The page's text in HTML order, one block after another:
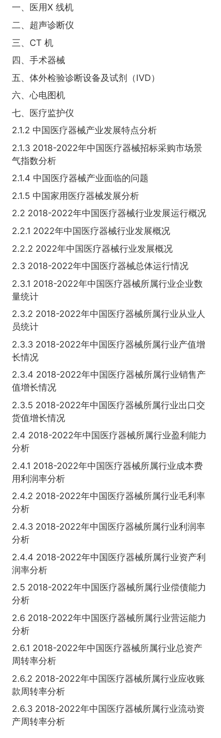
一、医用X 线机
二、超声诊断仪
三、CT 机
四、手术器械
五、体外检验诊断设备及试剂（IVD）
六、心电图机
七、医疗监护仪
2.1.2 中国医疗器械产业发展特点分析
2.1.3 2018-2022年中国医疗器械招标采购市场景
气指数分析
2.1.4 中国医疗器械产业面临的问题
2.1.5 中国家用医疗器械发展分析
2.2 2018-2022年中国医疗器械行业发展运行概况
2.2.1 2022年中国医疗器械行业发展概况
2.2.2 2022年中国医疗器械行业发展概况
2.3 2018-2022年中国医疗器械总体运行情况
2.3.1 2018-2022年中国医疗器械所属行业企业数
量统计
2.3.2 2018-2022年中国医疗器械所属行业从业人
员统计
2.3.3 2018-2022年中国医疗器械所属行业产值增
长情况
2.3.4 2018-2022年中国医疗器械所属行业销售产
值增长情况
2.3.5 2018-2022年中国医疗器械所属行业出口交
货值增长情况
2.4 2018-2022年中国医疗器械所属行业盈利能力
分析
2.4.1 2018-2022年中国医疗器械所属行业成本费
用利润率分析
2.4.2 2018-2022年中国医疗器械所属行业毛利率
分析
2.4.3 2018-2022年中国医疗器械所属行业利润率
分析
2.4.4 2018-2022年中国医疗器械所属行业资产利
润率分析
2.5 2018-2022年中国医疗器械所属行业偿债能力
分析
2.6 2018-2022年中国医疗器械所属行业营运能力
分析
2.6.1 2018-2022年中国医疗器械所属行业总资产
周转率分析
2.6.2 2018-2022年中国医疗器械所属行业应收账
款周转率分析
2.6.3 2018-2022年中国医疗器械所属行业流动资
产周转率分析